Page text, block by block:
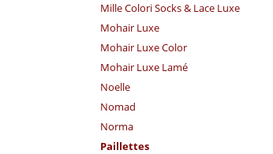
Mille Colori Socks & Lace Luxe
Mohair Luxe
Mohair Luxe Color
Mohair Luxe Lamé
Noelle
Nomad
Norma
Paillettes